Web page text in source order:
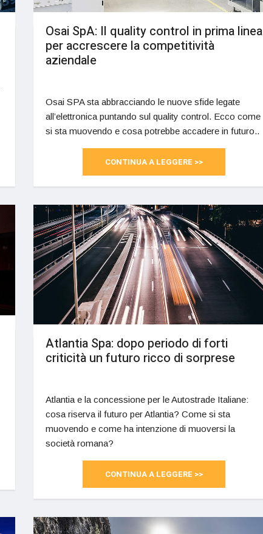
Osai SpA: Il quality control in prima linea
per accrescere la competitività
aziendale
Osai SPA sta abbracciando le nuove sfide legate
all’elettronica puntando sul quality control. Ecco come
si sta muovendo e cosa potrebbe accadere in futuro..
CONTINUA A LEGGERE >>
Atlantia Spa: dopo periodo di forti
criticità un futuro ricco di sorprese
Atlantia e la concessione per le Autostrade Italiane:
cosa riserva il futuro per Atlantia? Come si sta
muovendo e come ha intenzione di muoversi la
società romana?
CONTINUA A LEGGERE >>